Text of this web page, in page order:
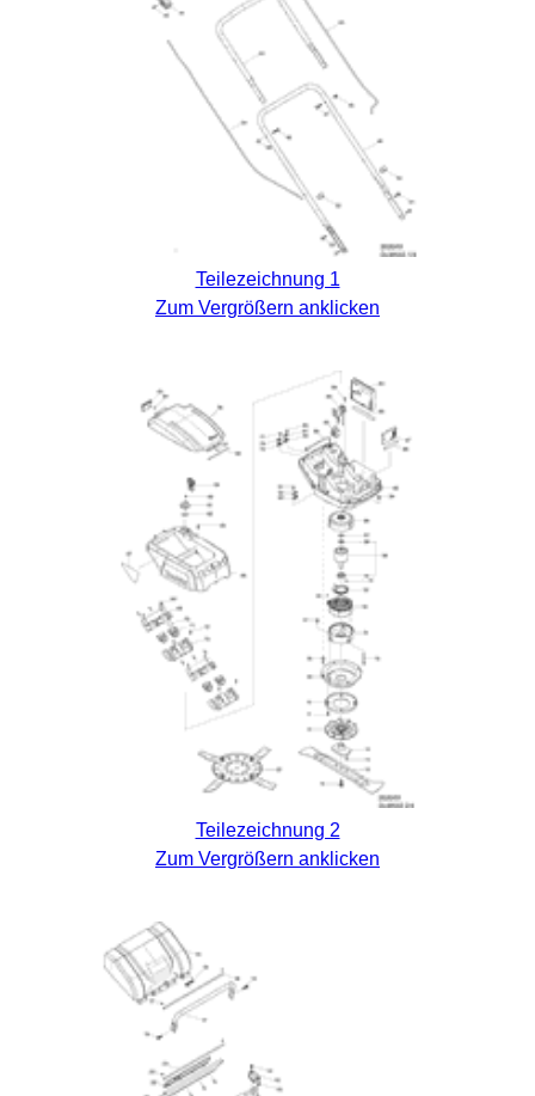
Teilezeichnung 1
Zum Vergrößern anklicken
Teilezeichnung 2
Zum Vergrößern anklicken